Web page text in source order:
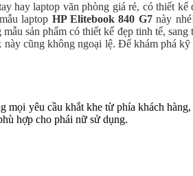
hay laptop văn phòng giá rẻ, có thiết kế
laptop HP Elitebook 840 G7này
sản phẩm có thiết kế đẹp tinh tế,
cũng không ngoại lệ. Để khám phá
mọi yêu cầu khắt khe từ phía khách
hợp cho phái nữ sử dụng.